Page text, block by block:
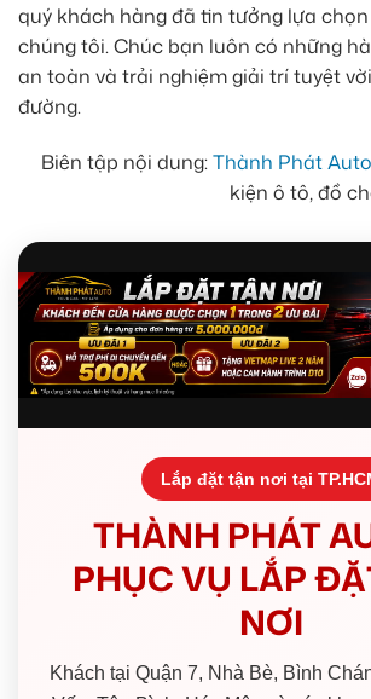
quý khách hàng đã tin tưởng lựa
chúng tôi. Chúc bạn luôn có những
an toàn và trải nghiệm giải trí tuyệt
đường.
Biên tập nội dung:Thành Phát Auto
kiện ô tô, đồ
Lắp đặt tận nơi tại
THÀNH PHÁT
PHỤC VỤ LẮP
NƠI
Khách tại Quận 7, Nhà Bè, Bình